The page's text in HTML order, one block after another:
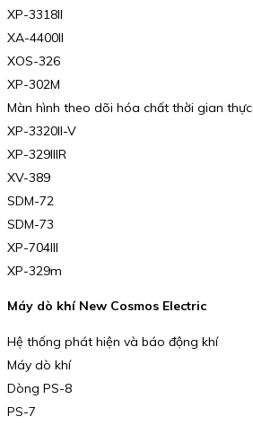
XP-3318II
XA-4400II
XOS-326
XP-302M
Màn hình theo dõi hóa chất thời gian thực
XP-3320II-V
XP-329IIIR
XV-389
SDM-72
SDM-73
XP-704III
XP-329m
Máy dò khí New Cosmos Electric
Hệ thống phát hiện và báo động khí
Máy dò khí
Dòng PS-8
PS-7